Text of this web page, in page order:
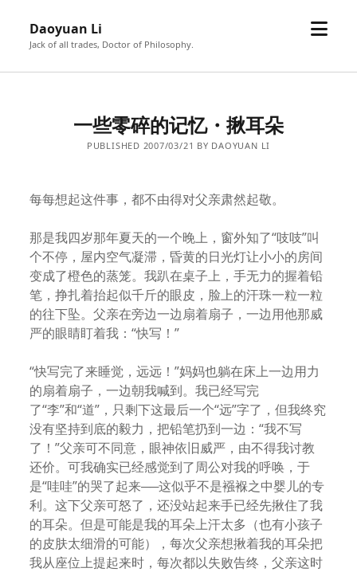
Daoyuan Li
Jack of all trades, Doctor of Philosophy.
open
一些零碎的记忆・揪耳朵
PUBLISHED 2007/03/21 BY DAOYUAN LI
每每想起这件事，都不由得对父亲肃然起敬。
那是我四岁那年夏天的一个晚上，窗外知了“吱吱”叫
个不停，屋内空气凝滞，昏黄的日光灯让小小的房间
变成了橙色的蒸笼。我趴在桌子上，手无力的握着铅
笔，挣扎着抬起似千斤的眼皮，脸上的汗珠一粒一粒
的往下坠。父亲在旁边一边扇着扇子，一边用他那威
严的眼睛盯着我：“快写！”
“快写完了来睡觉，远远！”妈妈也躺在床上一边用力
的扇着扇子，一边朝我喊到。我已经写完
了“李”和“道”，只剩下这最后一个“远”字了，但我终究
没有坚持到底的毅力，把铅笔扔到一边：“我不写
了！”父亲可不同意，眼神依旧威严，由不得我讨教
还价。可我确实已经感觉到了周公对我的呼唤，于
是“哇哇”的哭了起来──这似乎不是襁褓之中婴儿的专
利。这下父亲可怒了，还没站起来手已经先揪住了我
的耳朵。但是可能是我的耳朵上汗太多（也有小孩子
的皮肤太细滑的可能），每次父亲想揪着我的耳朵把
我从座位上提起来时，每次都以失败告终，父亲这时